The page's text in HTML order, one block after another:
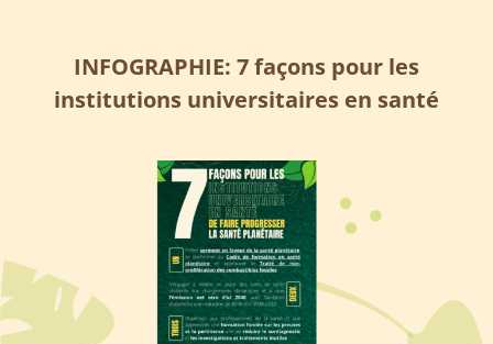
INFOGRAPHIE: 7 façons pour les
institutions universitaires en santé